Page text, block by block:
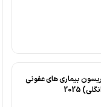
بیماری های عفونی
2025